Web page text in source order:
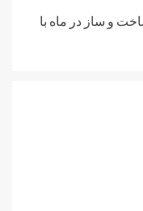
و ساز در ماه با